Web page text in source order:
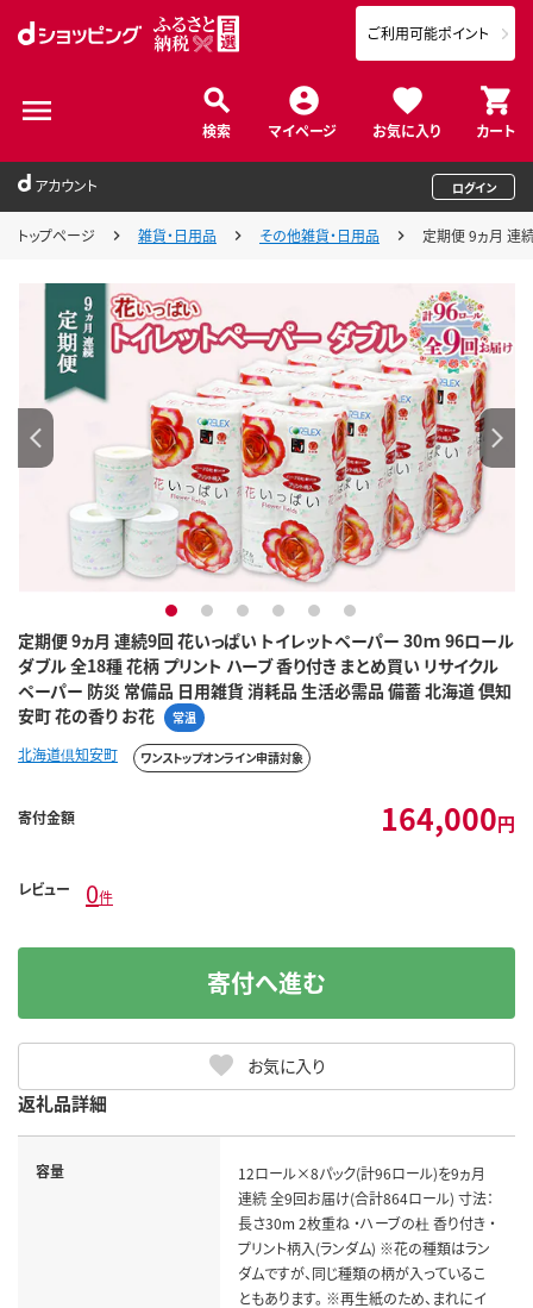
検索 マイページ お気に入り カート
ご利用可能ポイント
アカウント ログイン
トップページ 雑貨・日用品 その他雑貨・日用品 定期便 9ヵ月 連
定期便 9ヵ月 連続9回 花いっぱい トイレットペーパー 30ｍ 96ロール
ダブル 全18種 花柄 プリント ハーブ 香り付き まとめ買い リサイクル
ペーパー 防災 常備品 日用雑貨 消耗品 生活必需品 備蓄 北海道 倶知
安町 花の香り お花
常温
1 2 3 4 5 6
北海道倶知安町 ワンストップオンライン申請対象
寄付金額 164,000円
レビュー 0件
お気に入り
寄付へ進む
返礼品詳細
容量
12ロール×8パック(計96ロール)を9ヵ月
連続 全9回お届け(合計864ロール) 寸法：
長さ30m 2枚重ね ・ハーブの杜 香り付き ・
プリント柄入(ランダム) ※花の種類はラン
ダムですが、同じ種類の柄が入っているこ
ともあります。 ※再生紙のため、まれにイ